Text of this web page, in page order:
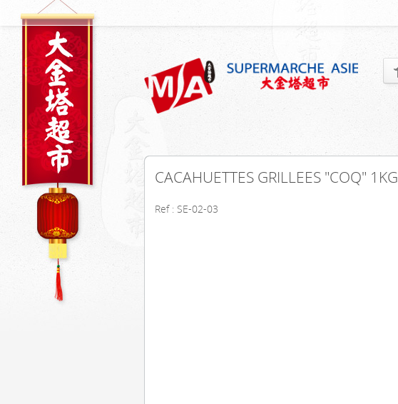
CACAHUETTES GRILLEES "COQ" 1KG
Ref : SE-02-03